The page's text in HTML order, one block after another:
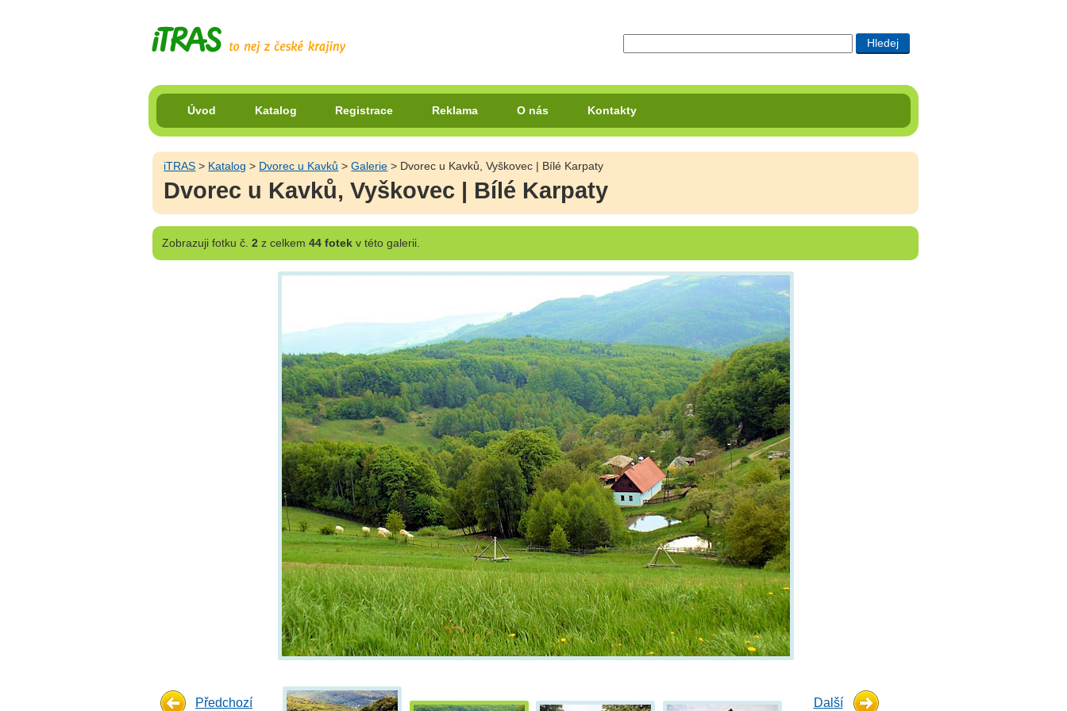
Úvod Katalog Registrace Reklama O nás Kontakty
iTRAS > Katalog > Dvorec u Kavků >Galerie > Dvorec u Kavků, Vyškovec | Bílé Karpaty
Dvorec u Kavků, Vyškovec | Bílé Karpaty
Zobrazujifotku č. 2 z celkem 44 fotekv této galerii.
Předchozí Další